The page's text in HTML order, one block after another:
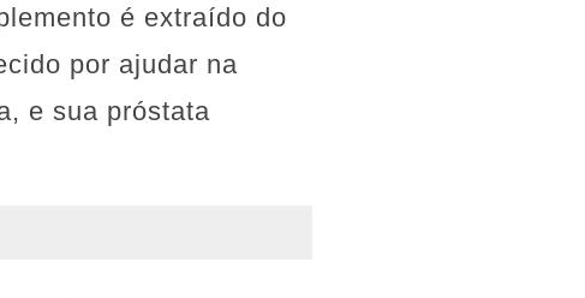
é extraído do
por ajudar na
e sua próstata